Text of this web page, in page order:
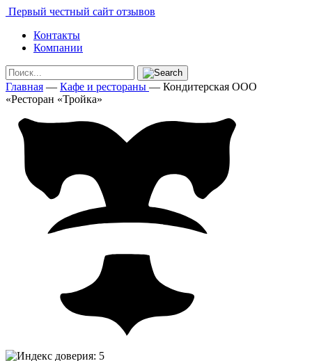
Первый честный сайт отзывов
Контакты
Компании
Главная — Кафе и рестораны — Кондитерская ООО
«Ресторан «Тройка»